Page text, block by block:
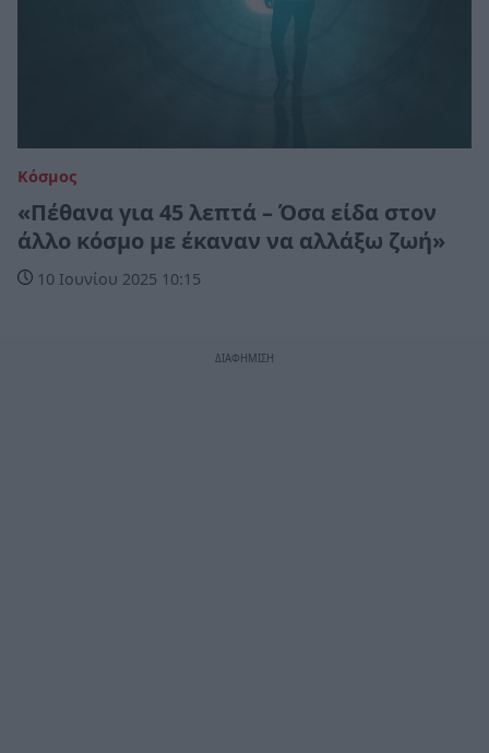
Κόσμος
«Πέθανα για 45 λεπτά – Όσα είδα στον
άλλο κόσμο με έκαναν να αλλάξω ζωή»
10 Ιουνίου 2025 10:15